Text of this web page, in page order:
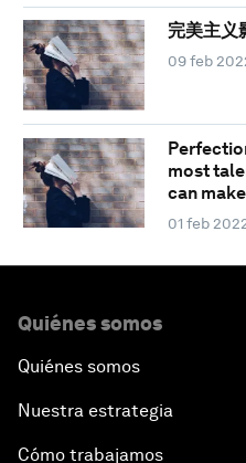
完美主义
09 feb
most
can
01 feb
Quiénes somos
Quiénes somos
Nuestra estrategia
Cómo trabajamos